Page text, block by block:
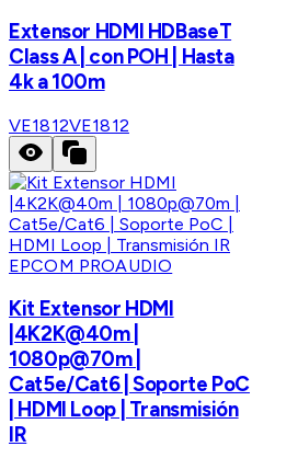
Extensor HDMI HDBaseT
Class A | con POH | Hasta
4k a 100m
VE1812VE1812
EPCOM PROAUDIO
Kit Extensor HDMI
|4K2K@40m |
1080p@70m |
Cat5e/Cat6 | Soporte PoC
| HDMI Loop | Transmisión
IR